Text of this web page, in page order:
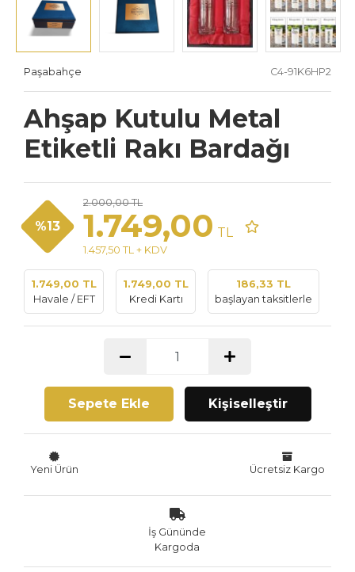
Paşabahçe C4-91K6HP2
Ahşap Kutulu Metal
Etiketli Rakı Bardağı
%13
2.000,00 TL
1.749,00 TL
1.457,50 TL + KDV
1.749,00 TL
Havale / EFT
1.749,00 TL
Kredi Kartı
186,33 TL
başlayan taksitlerle
Sepete Ekle Kişiselleştir
Yeni Ürün Ücretsiz Kargo
İş Gününde
Kargoda